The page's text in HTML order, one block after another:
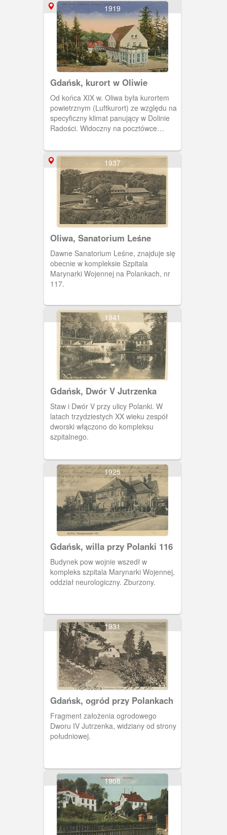
1919
Gdańsk, kurort w Oliwie
Od końca XIX w. Oliwa była kurortem
powietrznym (Luftkurort) ze względu na
specyficzny klimat panujący w Dolinie
Radości. Widoczny na pocztówce
Dziecięcego na Polankach.
1937
Oliwa, Sanatorium Leśne
Dawne Sanatorium Leśne, znajduje się
obecnie w kompleksie Szpitala
Marynarki Wojennej na Polankach, nr
117.
1941
Gdańsk, Dwór V Jutrzenka
Staw i Dwór V przy ulicy Polanki. W
latach trzydziestych XX wieku zespół
dworski włączono do kompleksu
szpitalnego.
1925
Gdańsk, willa przy Polanki 116
Budynek pow wojnie wszedł w
kompleks szpitala Marynarki Wojennej,
oddział neurologiczny. Zburzony.
1931
Gdańsk, ogród przy Polankach
Fragment założenia ogrodowego
Dworu IV Jutrzenka, widziany od strony
południowej.
1908